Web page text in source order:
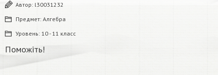
Автор: l30031232
Предмет: Алгебра
Уровень: 10 - 11 класс
Поможіть!